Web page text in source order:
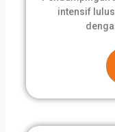
intensif lulus